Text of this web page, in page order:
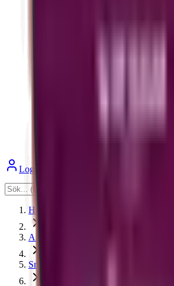
Logga in
Hem
Alla produkter
Snacks